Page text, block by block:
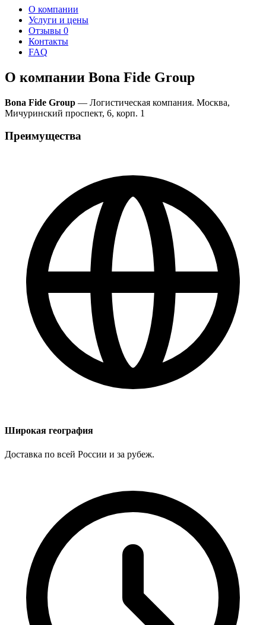
О компании
Услуги и цены
Отзывы 0
Контакты
FAQ
О компании Bona Fide Group
Bona Fide Group — Логистическая компания. Москва,
Мичуринский проспект, 6, корп. 1
Преимущества
Широкая география
Доставка по всей России и за рубеж.